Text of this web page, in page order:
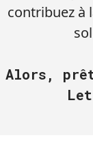
contribuez à
Alors,